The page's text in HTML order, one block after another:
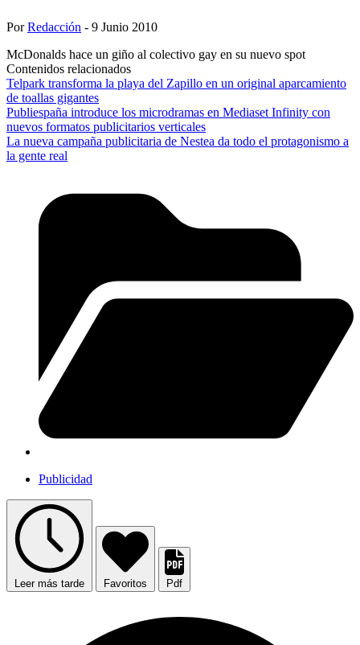
PorRedacción - 9 Junio 2010
McDonalds hace un giño al colectivo gay en su nuevo spot
Contenidos relacionados
Telpark transforma la playa del Zapillo en un original aparcamiento
de toallas gigantes
Publiespaña introduce los microdramas en Mediaset Infinity con
nuevos formatos publicitarios verticales
La nueva campaña publicitaria de Nestea da todo el protagonismo a
la gente real
Publicidad
Leer más tarde Favoritos Pdf